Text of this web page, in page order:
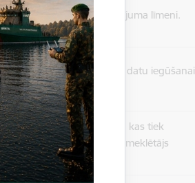
lai samazinātu pieprasījuma līmeni.
tiek izmantots statistisko datu iegūšanai
vietni.
jaunākās GA 4 versijas, kas tiek
iegūšanai par to, kā apmeklētājs